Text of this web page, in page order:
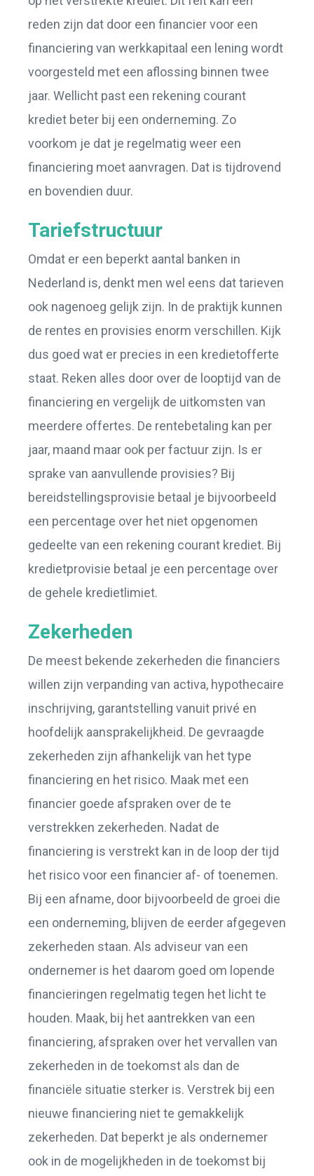
reden zijn dat door een financier voor een
financiering van werkkapitaal een lening wordt
voorgesteld met een aflossing binnen twee
jaar. Wellicht past een rekening courant
krediet beter bij een onderneming. Zo
voorkom je dat je regelmatig weer een
financiering moet aanvragen. Dat is tijdrovend
en bovendien duur.
Tariefstructuur
Omdat er een beperkt aantal banken in
Nederland is, denkt men wel eens dat tarieven
ook nagenoeg gelijk zijn. In de praktijk kunnen
de rentes en provisies enorm verschillen. Kijk
dus goed wat er precies in een kredietofferte
staat. Reken alles door over de looptijd van de
financiering en vergelijk de uitkomsten van
meerdere offertes. De rentebetaling kan per
jaar, maand maar ook per factuur zijn. Is er
sprake van aanvullende provisies? Bij
bereidstellingsprovisie betaal je bijvoorbeeld
een percentage over het niet opgenomen
gedeelte van een rekening courant krediet. Bij
kredietprovisie betaal je een percentage over
de gehele kredietlimiet.
Zekerheden
De meest bekende zekerheden die financiers
willen zijn verpanding van activa, hypothecaire
inschrijving, garantstelling vanuit privé en
hoofdelijk aansprakelijkheid. De gevraagde
zekerheden zijn afhankelijk van het type
financiering en het risico. Maak met een
financier goede afspraken over de te
verstrekken zekerheden. Nadat de
financiering is verstrekt kan in de loop der tijd
het risico voor een financier af- of toenemen.
Bij een afname, door bijvoorbeeld de groei die
een onderneming, blijven de eerder afgegeven
zekerheden staan. Als adviseur van een
ondernemer is het daarom goed om lopende
financieringen regelmatig tegen het licht te
houden. Maak, bij het aantrekken van een
financiering, afspraken over het vervallen van
zekerheden in de toekomst als dan de
financiële situatie sterker is. Verstrek bij een
nieuwe financiering niet te gemakkelijk
zekerheden. Dat beperkt je als ondernemer
ook in de mogelijkheden in de toekomst bij